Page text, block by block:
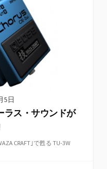
5日
ラス・サウンドが
CRAFT｣で甦る TU-3W